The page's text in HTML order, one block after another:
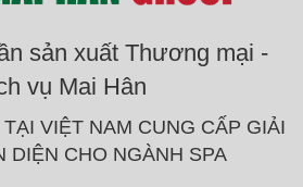
sản xuất Thương mại -
vụ Mai Hân
VIỆT NAM CUNG CẤP GIẢI
DIỆN CHO NGÀNH SPA